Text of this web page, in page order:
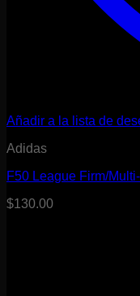
Añadir a la lista de
Adidas
F50 League Firm/
$130.00